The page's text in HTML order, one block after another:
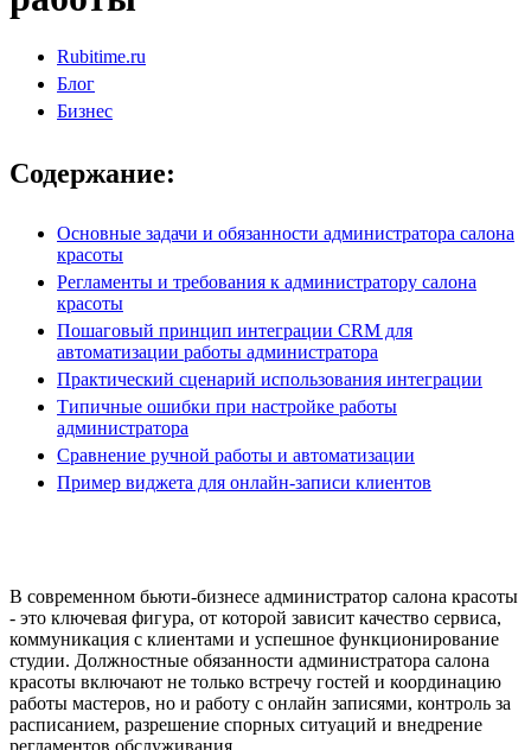
Rubitime.ru
Блог
Бизнес
Содержание:
Основные задачи и обязанности администратора салона
красоты
Регламенты и требования к администратору салона
красоты
Пошаговый принцип интеграции CRM для
автоматизации работы администратора
Практический сценарий использования интеграции
Типичные ошибки при настройке работы
администратора
Сравнение ручной работы и автоматизации
Пример виджета для онлайн-записи клиентов
В современном бьюти-бизнесе администратор салона красоты
- это ключевая фигура, от которой зависит качество сервиса,
коммуникация с клиентами и успешное функционирование
студии. Должностные обязанности администратора салона
красоты включают не только встречу гостей и координацию
работы мастеров, но и работу с онлайн записями, контроль за
расписанием, разрешение спорных ситуаций и внедрение
регламентов обслуживания.